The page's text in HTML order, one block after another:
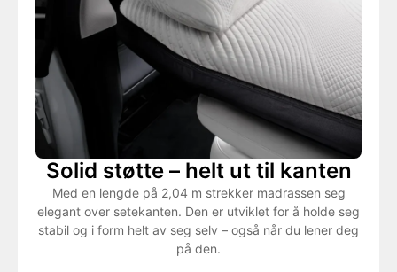
Solid støtte – helt ut til kanten
Med en lengde på 2,04 m strekker madrassen seg
elegant over setekanten. Den er utviklet for å holde seg
stabil og i form helt av seg selv – også når du lener deg
på den.